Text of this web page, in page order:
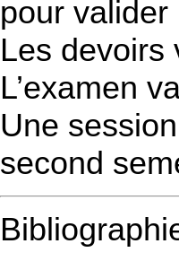
pour valider
Les devoirs
L’examen
Une
second